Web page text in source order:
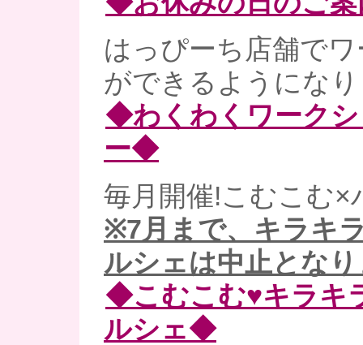
はっぴーち店舗で
ができるようにな
◆わくわくワーク
ー◆
毎月開催!こむこむ×
※7月まで、キラキ
ルシェは中止とな
◆こむこむ♥キラキ
ルシェ◆